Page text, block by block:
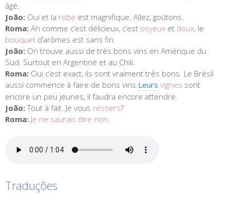
âgé.
João: Oui et la robe est magnifique. Allez, goûtons.
Roma: Ah comme c’est délicieux, c’est soyeux et doux, le
bouquet d’arômes est sans fin.
João: On trouve aussi de très bons vins en Amérique du
Sud. Surtout en Argentine et au Chili.
Roma: Oui c’est exact, ils sont vraiment très bons. Le Brésil
aussi commence à faire de bons vins.Leurs vignes sont
encore un peu jeunes, il faudra encore attendre.
João:Tout à fait. Je vous ressers?
Roma: Je ne saurais dire non.
Traduções